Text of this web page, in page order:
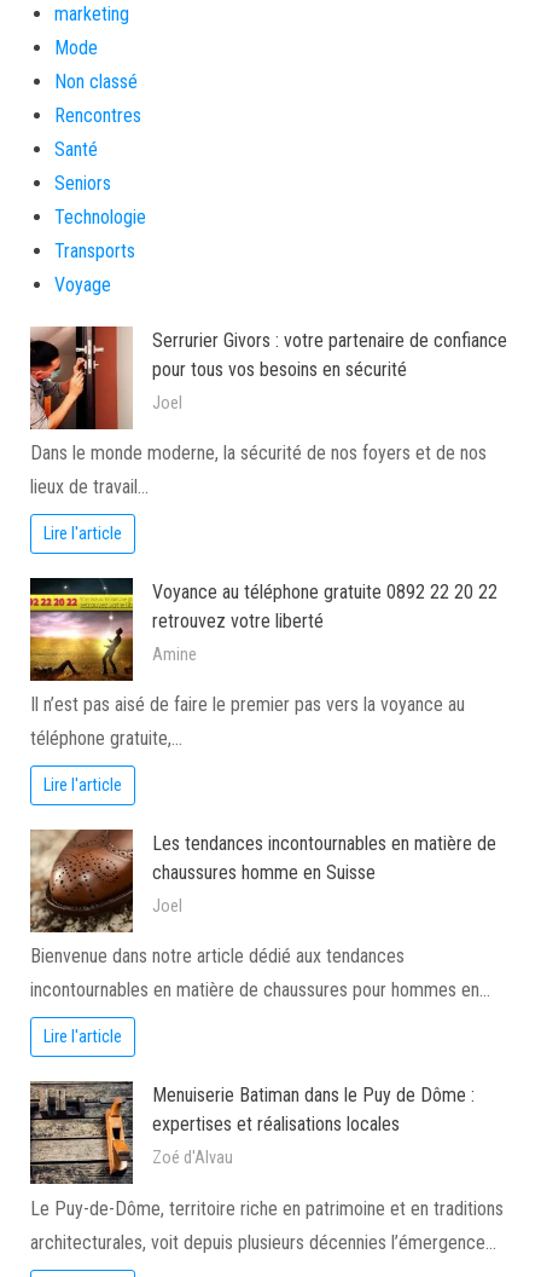
marketing
Mode
Non classé
Rencontres
Santé
Seniors
Technologie
Transports
Voyage
Serrurier Givors : votre partenaire de confiance
pour tous vos besoins en sécurité
Joel
Dans le monde moderne, la sécurité de nos foyers et de nos
lieux de travail…
Lire l'article
Voyance au téléphone gratuite 0892 22 20 22
retrouvez votre liberté
Amine
Il n’est pas aisé de faire le premier pas vers la voyance au
téléphone gratuite,…
Lire l'article
Les tendances incontournables en matière de
chaussures homme en Suisse
Joel
Bienvenue dans notre article dédié aux tendances
incontournables en matière de chaussures pour hommes en…
Lire l'article
Menuiserie Batiman dans le Puy de Dôme :
expertises et réalisations locales
Zoé d'Alvau
Le Puy-de-Dôme, territoire riche en patrimoine et en traditions
architecturales, voit depuis plusieurs décennies l’émergence…